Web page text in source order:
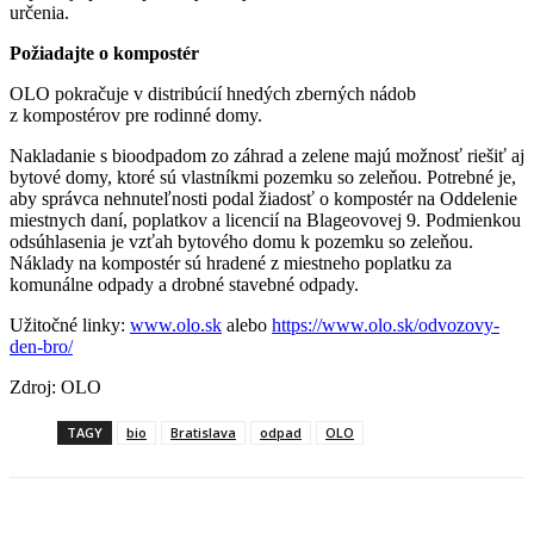
určenia.
Požiadajte o kompostér
OLO pokračuje v distribúcií hnedých zberných nádob
z kompostérov pre rodinné domy.
Nakladanie s bioodpadom zo záhrad a zelene majú možnosť riešiť aj
bytové domy, ktoré sú vlastníkmi pozemku so zeleňou. Potrebné je,
aby správca nehnuteľnosti podal žiadosť o kompostér na Oddelenie
miestnych daní, poplatkov a licencií na Blageovovej 9. Podmienkou
odsúhlasenia je vzťah bytového domu k pozemku so zeleňou.
Náklady na kompostér sú hradené z miestneho poplatku za
komunálne odpady a drobné stavebné odpady.
Užitočné linky: www.olo.sk alebo https://www.olo.sk/odvozovy-
den-bro/
Zdroj: OLO
TAGY bio Bratislava odpad OLO